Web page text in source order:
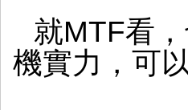
就MTF看
機實力，可